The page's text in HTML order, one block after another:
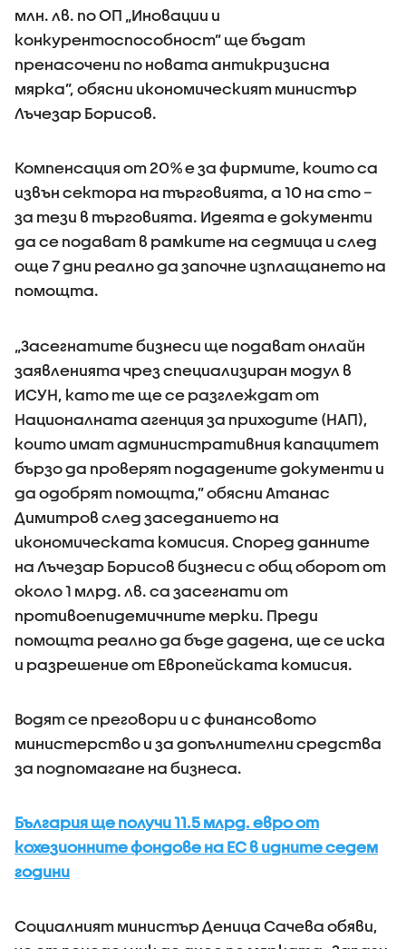
млн. лв. по ОП „Иновации и
конкурентоспособност” ще бъдат
пренасочени по новата антикризисна
мярка”, обясни икономическият министър
Лъчезар Борисов.
Компенсация от 20% е за фирмите, които са
извън сектора на търговията, а 10 на сто –
за тези в търговията. Идеята е документи
да се подават в рамките на седмица и след
още 7 дни реално да започне изплащането на
помощта.
„Засегнатите бизнеси ще подават онлайн
заявленията чрез специализиран модул в
ИСУН, като те ще се разглеждат от
Националната агенция за приходите (НАП),
които имат административния капацитет
бързо да проверят подадените документи и
да одобрят помощта,” обясни Атанас
Димитров след заседанието на
икономическата комисия. Според данните
на Лъчезар Борисов бизнеси с общ оборот от
около 1 млрд. лв. са засегнати от
противоепидемичните мерки. Преди
помощта реално да бъде дадена, ще се иска
и разрешение от Европейската комисия.
Водят се преговори и с финансовото
министерство и за допълнителни средства
за подпомагане на бизнеса.
България ще получи 11.5 млрд. евро от
кохезионните фондове на ЕС в идните седем
години
Социалният министър Деница Сачева обяви,